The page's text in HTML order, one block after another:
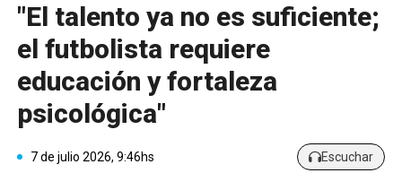
"El talento ya no es suficiente;
el futbolista requiere
educación y fortaleza
psicológica"
7 de julio 2026, 9:46hs Escuchar